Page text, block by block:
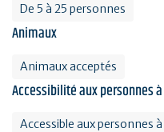
De 5 à 25 personnes
Animaux
Animaux acceptés
Accessibilité aux personnes
Accessible aux personnes